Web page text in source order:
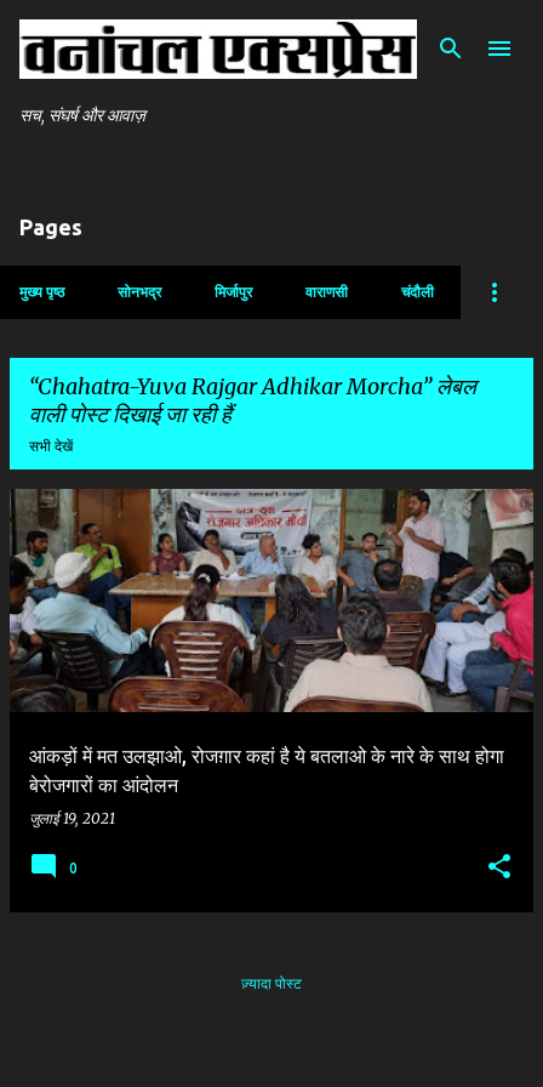
सीधे मुख्य सामग्री पर जाएं
सच, संघर्ष और आवाज़
Pages
मुख्य पृष्ठ सोनभद्र मिर्जापुर वाराणसी चंदौली
Chahatra-Yuva Rajgar Adhikar Morcha लेबल
वाली पोस्ट दिखाई जा रही हैं
सभी देखें
सं
दे
श
आंकड़ों में मत उलझाओ, रोजग़ार कहां है ये बतलाओ के नारे के साथ होगा
बेरोजगारों का आंदोलन
जुलाई 19, 2021
0
ज़्यादा पोस्ट